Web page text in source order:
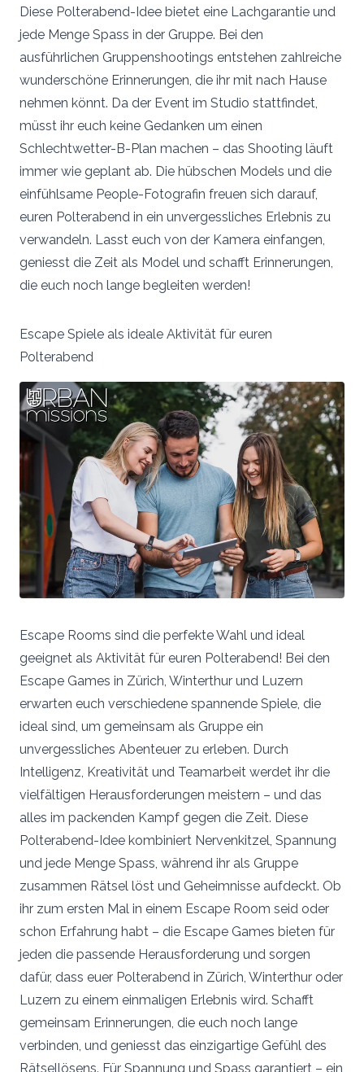
Diese Polterabend-Idee bietet eine Lachgarantie und
jede Menge Spass in der Gruppe. Bei den
ausführlichen Gruppenshootings entstehen zahlreiche
wunderschöne Erinnerungen, die ihr mit nach Hause
nehmen könnt. Da der Event im Studio stattfindet,
müsst ihr euch keine Gedanken um einen
Schlechtwetter-B-Plan machen – das Shooting läuft
immer wie geplant ab. Die hübschen Models und die
einfühlsame People-Fotografin freuen sich darauf,
euren Polterabend in ein unvergessliches Erlebnis zu
verwandeln. Lasst euch von der Kamera einfangen,
geniesst die Zeit als Model und schafft Erinnerungen,
die euch noch lange begleiten werden!
Escape Spiele als ideale Aktivität für euren
Polterabend
Escape Rooms sind die perfekte Wahl und ideal
geeignet als Aktivität für euren Polterabend! Bei den
Escape Games in Zürich, Winterthur und Luzern
erwarten euch verschiedene spannende Spiele, die
ideal sind, um gemeinsam als Gruppe ein
unvergessliches Abenteuer zu erleben. Durch
Intelligenz, Kreativität und Teamarbeit werdet ihr die
vielfältigen Herausforderungen meistern – und das
alles im packenden Kampf gegen die Zeit. Diese
Polterabend-Idee kombiniert Nervenkitzel, Spannung
und jede Menge Spass, während ihr als Gruppe
zusammen Rätsel löst und Geheimnisse aufdeckt. Ob
ihr zum ersten Mal in einem Escape Room seid oder
schon Erfahrung habt – die Escape Games bieten für
jeden die passende Herausforderung und sorgen
dafür, dass euer Polterabend in Zürich, Winterthur oder
Luzern zu einem einmaligen Erlebnis wird. Schafft
gemeinsam Erinnerungen, die euch noch lange
verbinden, und geniesst das einzigartige Gefühl des
Rätsellösens. Für Spannung und Spass garantiert – ein